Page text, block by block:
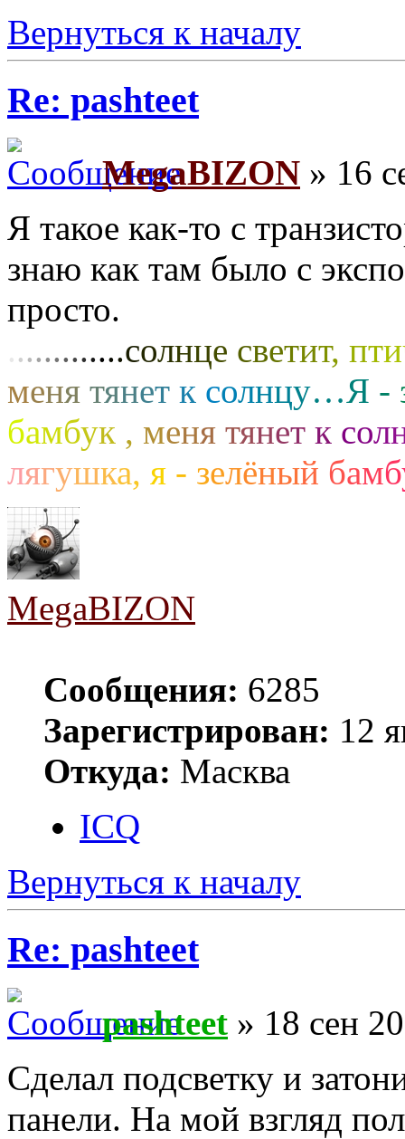
Вернуться к началу
Re: pashteet
MegaBIZON » 16
Я такое как-то с
знаю как там было с
просто.
............солнце светит, пти
меня тянет к солнцу…Я -
бамбук , меня тянет к сол
лягушка, я - зелёный бамб
MegaBIZON
Сообщения: 6285
Зарегистрирован: 12
Откуда: Масква
ICQ
Вернуться к началу
Re: pashteet
pashteet » 18 сен
Сделал подсветку и
панели. На мой взгляд